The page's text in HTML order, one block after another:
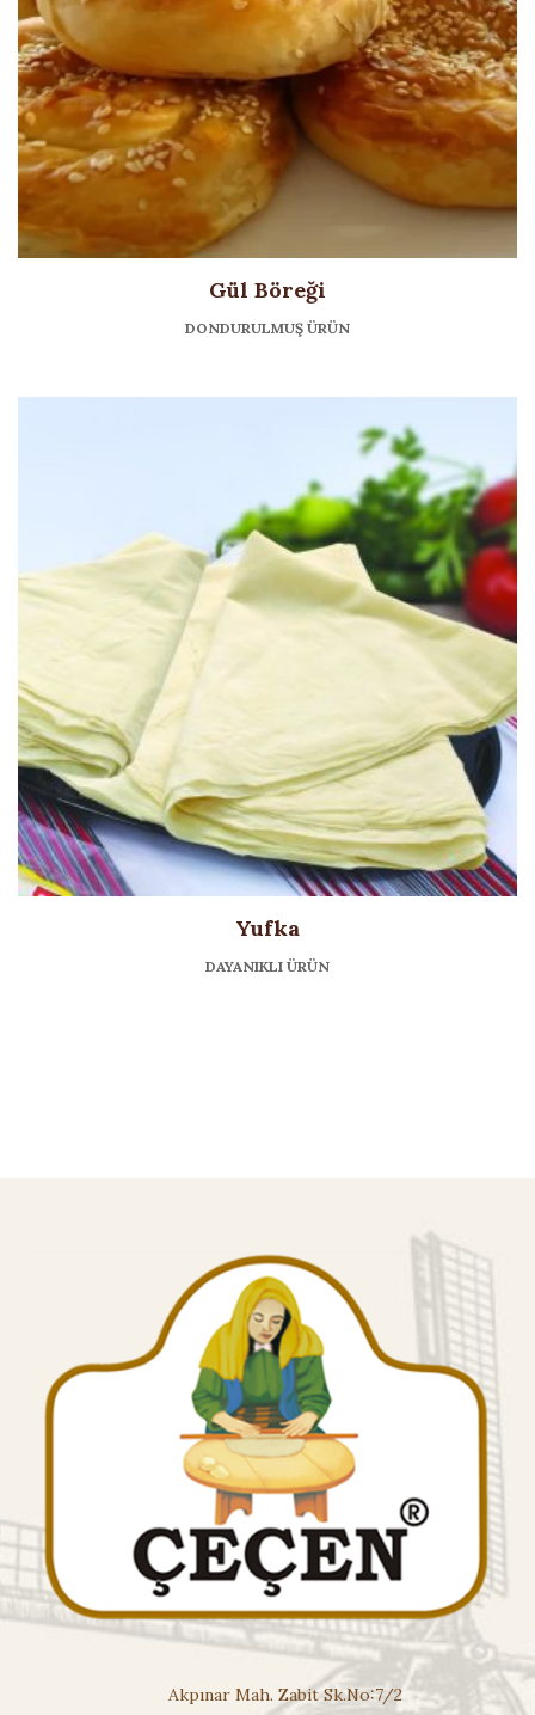
Gül Böreği
DONDURULMUŞ ÜRÜN
Yufka
DAYANIKLI ÜRÜN
Akpınar Mah. Zabit Sk.No:7/2